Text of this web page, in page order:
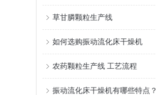
草甘膦颗粒生产线
如何选购振动流化床干燥机
农药颗粒生产线 工艺流程
振动流化床干燥机有哪些特点？